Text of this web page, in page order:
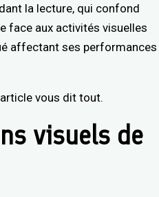
la lecture, qui confond
face aux activités visuelles
affectant ses performances
vous dit tout.
visuels de